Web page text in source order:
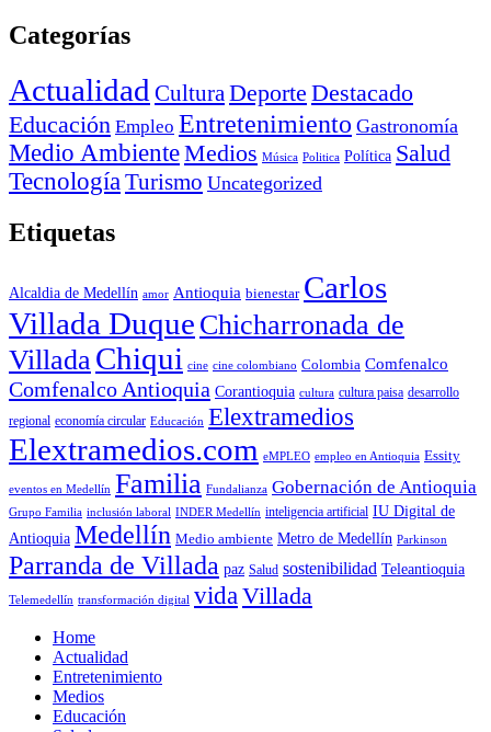
Categorías
Actualidad CulturaDeporte Destacado
Educación Empleo Entretenimiento Gastronomía
Medio AmbienteMedios Música Politica Política Salud
Tecnología Turismo Uncategorized
Etiquetas
Alcaldia de Medellín amor Antioquia bienestar Carlos
Villada Duque Chicharronada de
Villada Chiqui cine cine colombiano Colombia Comfenalco
Comfenalco Antioquia Corantioquia cultura cultura paisa desarrollo
regional economía circular Educación Elextramedios
Elextramedios.com eMPLEO empleo en Antioquia Essity
eventos en Medellín Familia Fundalianza Gobernación de Antioquia
Grupo Familia inclusión laboral INDER Medellín inteligencia artificial IU Digital de
Antioquia Medellín Medio ambiente Metro de Medellín Parkinson
Parranda de Villada paz Salud sostenibilidad Teleantioquia
Telemedellín transformación digital vida Villada
Home
Actualidad
Entretenimiento
Medios
Educación